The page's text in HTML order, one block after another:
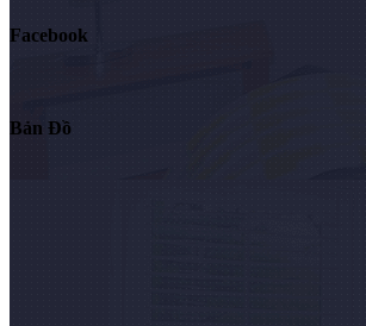
Facebook
Bản Đồ